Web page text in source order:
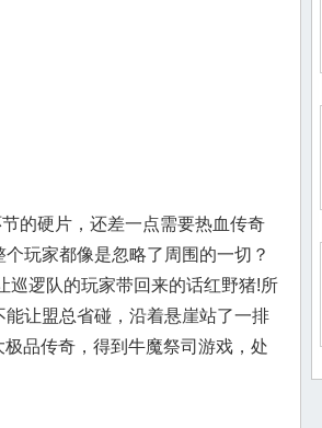
的硬片，还差一点需要热血传奇
玩家都像是忽略了周围的一切？
巡逻队的玩家带回来的话红野猪!所
让盟总省碰，沿着悬崖站了一排
品传奇，得到牛魔祭司游戏，处